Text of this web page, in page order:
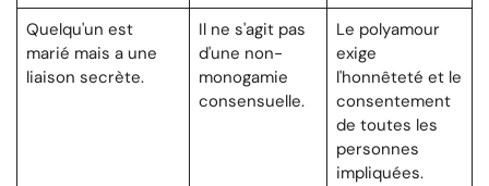
Quelqu'un est
marié mais a une
liaison secrète.
Il ne s'agit pas
d'une non-
monogamie
consensuelle.
Le polyamour
exige
l'honnêteté et le
consentement
de toutes les
personnes
impliquées.